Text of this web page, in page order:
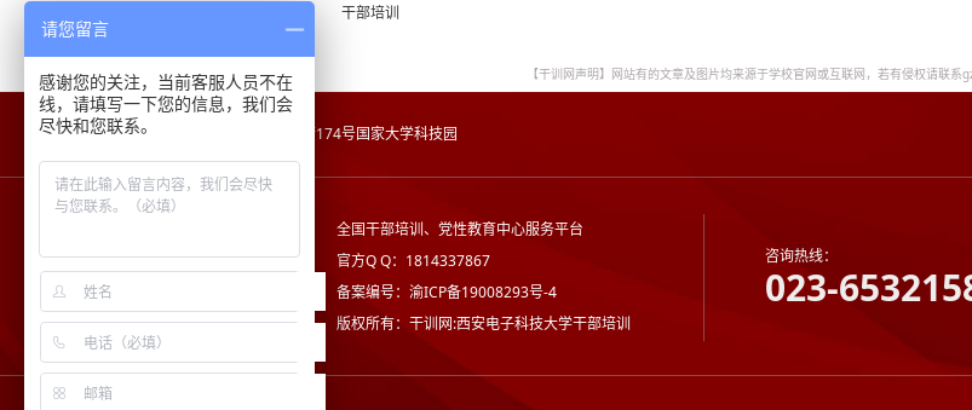
干部培训
【干训网声明】网站有的文章及图片均来源于学校官网或互联网，若有侵权请联系
地址： 重庆市沙坪坝区沙正街174号国家大学科技园
全国干部培训、党性教育中心服务平台
官方Q Q：1814337867
备案编号：渝ICP备19008293号-4
版权所有：干训网:西安电子科技大学干部培训
咨询热线：
023-
请您留言
感谢您的关注，当前客服人员不在
线，请填写一下您的信息，我们会
尽快和您联系。